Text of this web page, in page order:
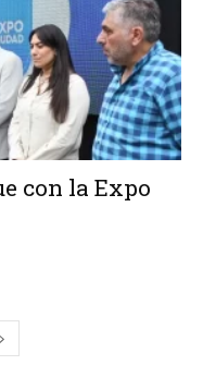
con la Expo